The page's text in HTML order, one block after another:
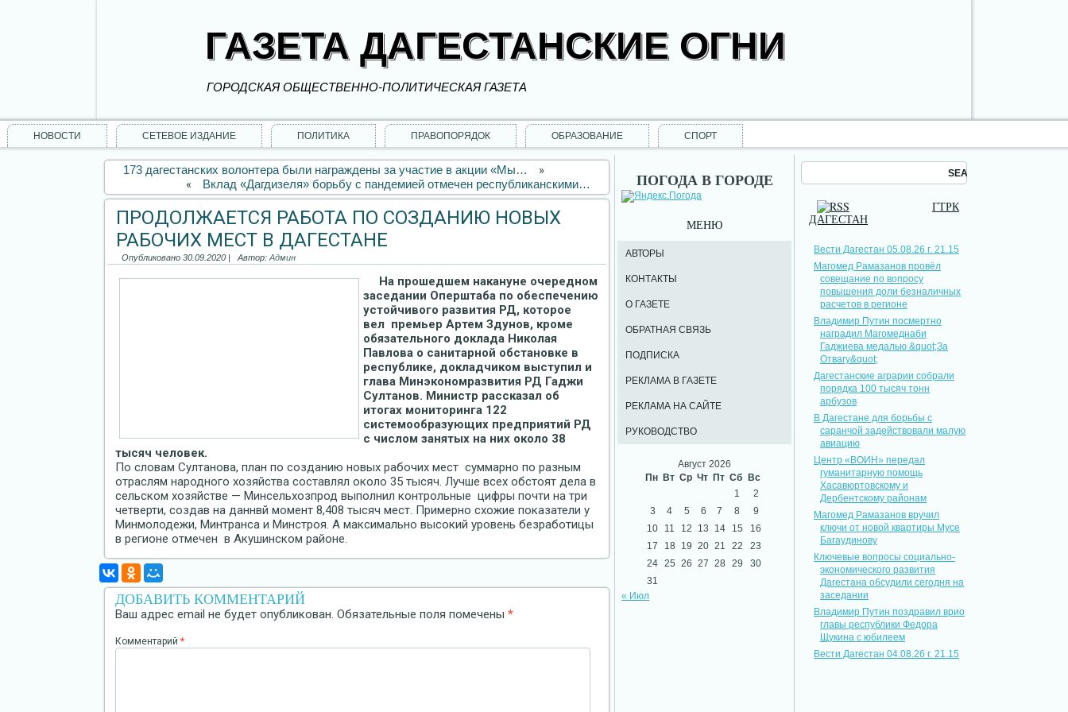
ГАЗЕТА ДАГЕСТАНСКИЕ ОГНИ
ГОРОДСКАЯ ОБЩЕСТВЕННО-ПОЛИТИЧЕСКАЯ ГАЗЕТА
НОВОСТИ СЕТЕВОЕ ИЗДАНИЕ ПОЛИТИКА ПРАВОПОРЯДОК ОБРАЗОВАНИЕ СПОРТ
173 дагестанских волонтера были награждены за участие в акции «Мы…
»
«
Вклад «Дагдизеля» борьбу с пандемией отмечен республиканскими…
ПРОДОЛЖАЕТСЯ РАБОТА ПО СОЗДАНИЮ НОВЫХ
РАБОЧИХ МЕСТ В ДАГЕСТАНЕ
Опубликовано 30.09.2020 | Автор: Админ
На прошедшем накануне очередном
заседании Оперштаба по обеспечению
устойчивого развития РД, которое
вел премьер Артем Здунов, кроме
обязательного доклада Николая
Павлова о санитарной обстановке в
республике, докладчиком выступил и
глава Минэкономразвития РД Гаджи
Султанов. Министр рассказал об
итогах мониторинга 122
системообразующих предприятий РД
с числом занятых на них около 38
тысяч человек.
По словам Султанова, план по созданию новых рабочих мест суммарно по разным
отраслям народного хозяйства составлял около 35 тысяч. Лучше всех обстоят дела в
сельском хозяйстве — Минсельхозпрод выполнил контрольные цифры почти на три
четверти, создав на даннвй момент 8,408 тысяч мест. Примерно схожие показатели у
Минмолодежи, Минтранса и Минстроя. А максимально высокий уровень безработицы
в регионе отмечен в Акушинском районе.
ДОБАВИТЬ КОММЕНТАРИЙ
Ваш адрес email не будет опубликован. Обязательные поля помечены *
Комментарий *
ПОГОДА В ГОРОДЕ
МЕНЮ
АВТОРЫ
КОНТАКТЫ
О ГАЗЕТЕ
ОБРАТНАЯ СВЯЗЬ
ПОДПИСКА
РЕКЛАМА В ГАЗЕТЕ
РЕКЛАМА НА САЙТЕ
РУКОВОДСТВО
Август 2026
Пн Вт Ср Чт Пт Сб
Вс
1
2
3
4 5 6 7 8
9
10
11 12 13 14 15
16
17
18 19 20 21 22
23
24 25 26 27 28 29
30
31
« Июл
ГТРК
ДАГЕСТАН
Вести Дагестан 05.08.26 г. 21.15
Магомед Рамазанов провёл
совещание по вопросу
повышения доли безналичных
расчетов в регионе
Владимир Путин посмертно
наградил Магомеднаби
Гаджиева медалью &quot;За
Отвагу&quot;
Дагестанские аграрии собрали
порядка 100 тысяч тонн
арбузов
В Дагестане для борьбы с
саранчой задействовали малую
авиацию
Центр «ВОИН» передал
гуманитарную помощь
Хасавюртовскому и
Дербентскому районам
Магомед Рамазанов вручил
ключи от новой квартиры Мусе
Багаудинову
Ключевые вопросы социально-
экономического развития
Дагестана обсудили сегодня на
заседании
Владимир Путин поздравил врио
главы республики Федора
Щукина с юбилеем
Вести Дагестан 04.08.26 г. 21.15